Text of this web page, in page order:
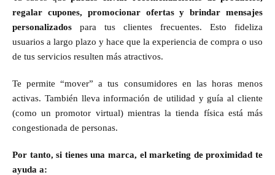
regalar cupones, promocionar ofertas y brindar mensajes
personalizados para tus clientes frecuentes. Esto fideliza
usuarios a largo plazo y hace que la experiencia de compra o uso
de tus servicios resulten más atractivos.
Te permite “mover” a tus consumidores en las horas menos
activas. También lleva información de utilidad y guía al cliente
(como un promotor virtual) mientras la tienda física está más
congestionada de personas.
Por tanto, si tienes una marca, el marketing de proximidad te
ayuda a: